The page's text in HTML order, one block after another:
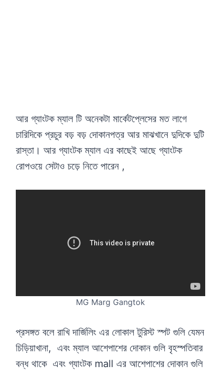
আর গ্যাংটক ম্যাল টি অনেকটা মার্কেটপ্লেসের মত লাগে
চারিদিকে প্রচুর বড় বড় দোকানপত্র আর মাঝখানে দুদিকে দুটি
রাস্তা। আর গ্যাংটক ম্যাল এর কাছেই আছে গ্যাংটক
রোপওয়ে সেটাও চড়ে নিতে পারেন ,
MG Marg Gangtok
প্রসঙ্গত বলে রাখি দার্জিলিং এর লোকাল টুরিস্ট স্পট গুলি যেমন
চিড়িয়াখানা, এবং ম্যাল আশেপাশের দোকান গুলি বৃহস্পতিবার
বন্ধ থাকে এবং গ্যাংটক mall এর আশেপাশের দোকান গুলি